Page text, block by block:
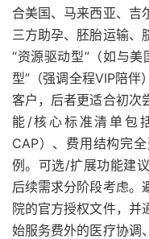
合美国、马来西亚、吉
三方助孕、胚胎运输、
“资源驱动型”（如与
型”（强调全程VIP陪伴
客户，后者更适合初次
能/核心标准清单包
CAP）、费用结构完
例。可选/扩展功能建
后续需求分阶段考虑。
院的官方授权文件，并
始服务费外的医疗协调